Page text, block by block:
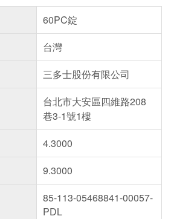
60PC錠
台灣
三多士股份有限公司
台北市大安區四維路208
巷3-1號1樓
4.3000
9.3000
85-113-05468841-00057-
PDL